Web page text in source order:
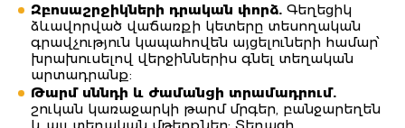
Զբոսաշրջիկների դրական փորձ. Գեղեցիկ
ձևավորված վաճառքի կետերը տեսողական
գրավչություն կապահովեն այցելուների համար՝
խրախուսելով վերջիններիս գնել տեղական
արտադրանք:
Թարմ սննդի և ժամանցի տրամադրում.
շուկան կառաջարկի թարմ մրգեր, բանջարեղեն